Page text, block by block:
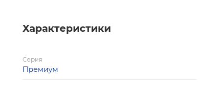
Характеристики
Серия
Премиум